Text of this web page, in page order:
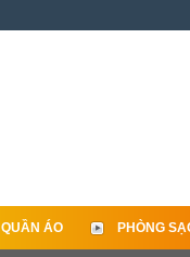
QUẦN ÁO PHÒNG